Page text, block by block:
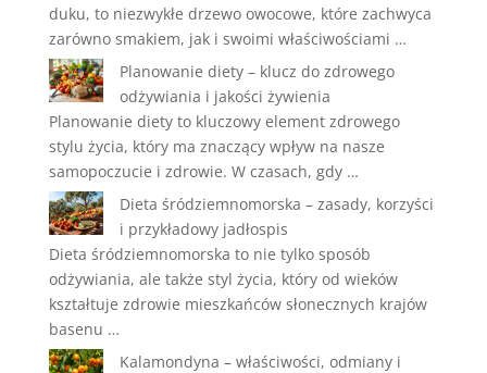
duku, to niezwykłe drzewo owocowe, które zachwyca
zarówno smakiem, jak i swoimi właściwościami …
Planowanie diety – klucz do zdrowego
odżywiania i jakości żywienia
Planowanie diety to kluczowy element zdrowego
stylu życia, który ma znaczący wpływ na nasze
samopoczucie i zdrowie. W czasach, gdy …
Dieta śródziemnomorska – zasady, korzyści
i przykładowy jadłospis
Dieta śródziemnomorska to nie tylko sposób
odżywiania, ale także styl życia, który od wieków
kształtuje zdrowie mieszkańców słonecznych krajów
basenu …
Kalamondyna – właściwości, odmiany i